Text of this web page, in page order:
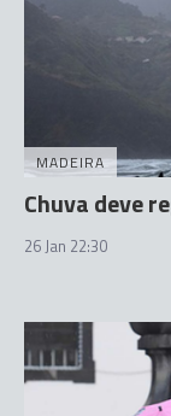
MADEIRA
Chuva deve
26 Jan 22:30